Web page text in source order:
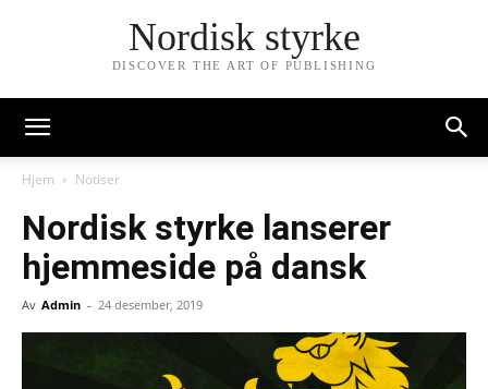
Nordisk styrke
DISCOVER THE ART OF PUBLISHING
Hjem Notiser
Nordisk styrke lanserer
hjemmeside på dansk
Av Admin - 24 desember, 2019